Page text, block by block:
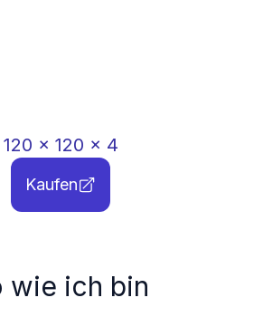
120 x 120 x 4
Kaufen
wie ich bin